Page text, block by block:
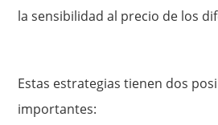
la sensibilidad al precio de los
Estas estrategias tienen dos
importantes: